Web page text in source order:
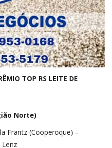
TOP RS LEITE DE
Norte)
Frantz (Cooperoque) –
Lenz